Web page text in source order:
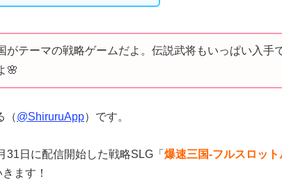
がテーマの戦略ゲームだよ。伝説武将もいっぱい入手
🌸
（@ShiruruApp）です。
31日に配信開始した戦略SLG「 爆速三国-フルスロット
ます！